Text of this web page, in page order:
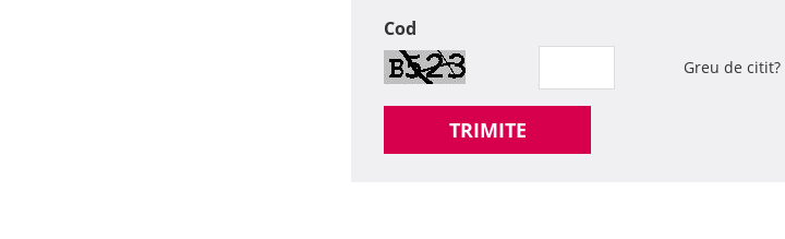
Cod
Greu de citit?
TRIMITE